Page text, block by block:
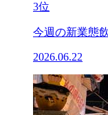
3位
今週の新業態
2026.06.22